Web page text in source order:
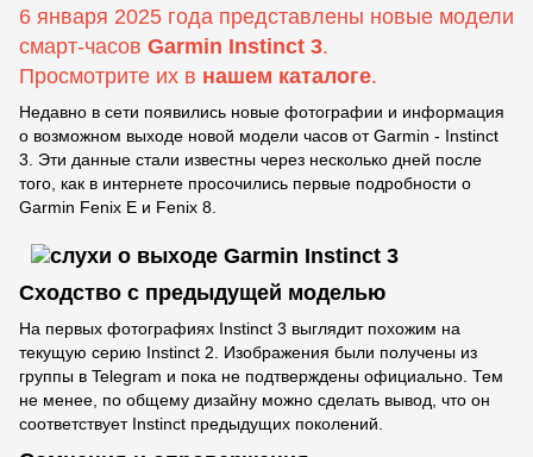
6 января 2025 года представлены новые модели
смарт-часов Garmin Instinct 3.
Просмотрите их в нашем каталоге.
Недавно в сети появились новые фотографии и информация
о возможном выходе новой модели часов от Garmin - Instinct
3. Эти данные стали известны через несколько дней после
того, как в интернете просочились первые подробности о
Garmin Fenix E и Fenix 8.
Сходство с предыдущей моделью
На первых фотографиях Instinct 3 выглядит похожим на
текущую серию Instinct 2. Изображения были получены из
группы в Telegram и пока не подтверждены официально. Тем
не менее, по общему дизайну можно сделать вывод, что он
соответствует Instinct предыдущих поколений.